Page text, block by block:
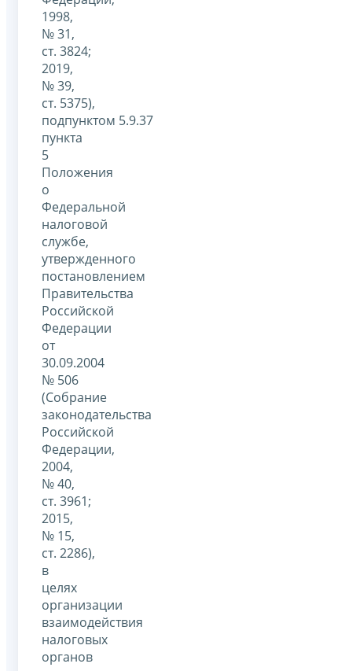
1998,
№ 31,
ст. 3824;
2019,
№ 39,
ст. 5375),
подпунктом 5.9.37
пункта
5
Положения
о
Федеральной
налоговой
службе,
утвержденного
постановлением
Правительства
Российской
Федерации
от
30.09.2004
№ 506
(Собрание
законодательства
Российской
Федерации,
2004,
№ 40,
ст. 3961;
2015,
№ 15,
ст. 2286),
в
целях
организации
взаимодействия
налоговых
органов